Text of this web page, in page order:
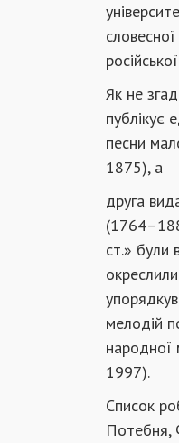
Як не
публікує
песни
1875), а
друга
ст.» були
мелодій
народної
1997).
Список
Потебня,